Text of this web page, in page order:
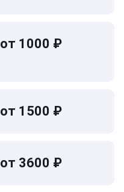
от 1000 ₽
от 1500 ₽
от 3600 ₽